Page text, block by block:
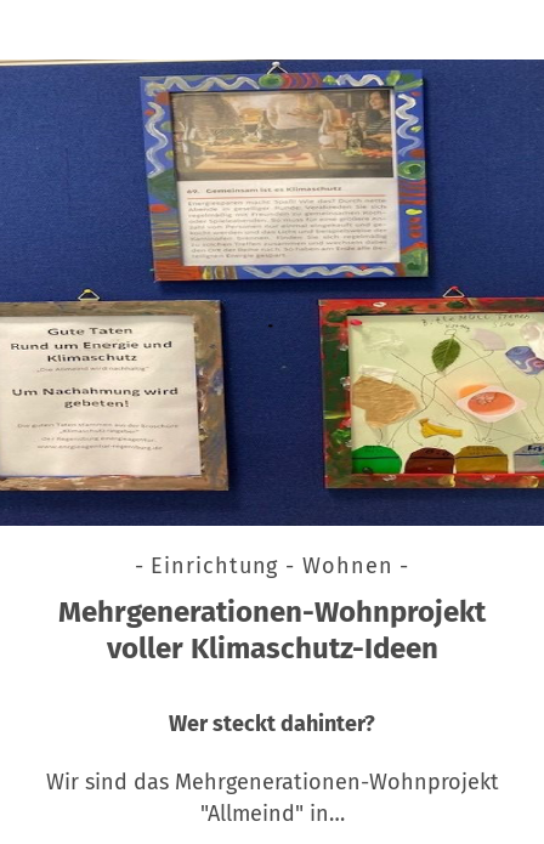
- Einrichtung - Wohnen -
Mehrgenerationen-Wohnprojekt
voller Klimaschutz-Ideen
Wer steckt dahinter?
Wir sind das Mehrgenerationen-Wohnprojekt
"Allmeind" in…